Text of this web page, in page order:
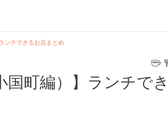
ンチできるお店まとめ
国町編）】ランチで